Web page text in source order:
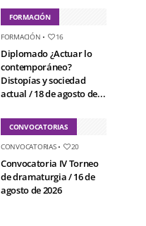
FORMACIÓN
FORMACIÓN • 16
Diplomado ¿Actuar lo
contemporáneo?
Distopías y sociedad
actual / 18 de agosto de...
CONVOCATORIAS
CONVOCATORIAS• 20
Convocatoria IV Torneo
de dramaturgia / 16 de
agosto de 2026